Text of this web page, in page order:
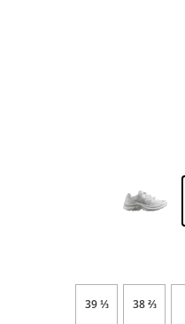
⅔ 38
⅓ 39